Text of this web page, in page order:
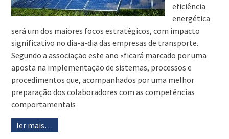
eficiência
energética
será um dos maiores focos estratégicos, com impacto
significativo no dia-a-dia das empresas de transporte.
Segundo a associação este ano «ficará marcado por uma
aposta na implementação de sistemas, processos e
procedimentos que, acompanhados por uma melhor
preparação dos colaboradores com as competências
comportamentais
ler mais…